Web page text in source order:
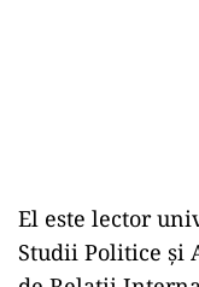
El este lector
Studii Politice și